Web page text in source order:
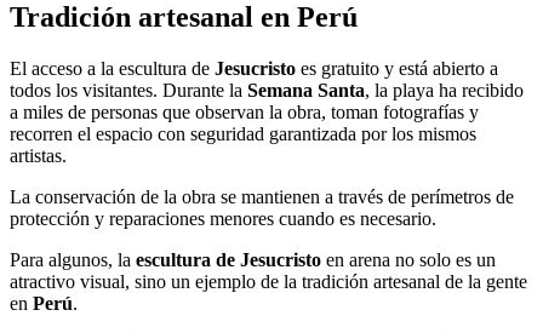
Tradición artesanal en Perú
El acceso a la escultura de Jesucristo es gratuito y está abierto a
todos los visitantes. Durante la Semana Santa, la playa ha recibido
a miles de personas que observan la obra, toman fotografías y
recorren el espacio con seguridad garantizada por los mismos
artistas.
La conservación de la obra se mantienen a través de perímetros de
protección y reparaciones menores cuando es necesario.
Para algunos, la escultura de Jesucristo en arena no solo es un
atractivo visual, sino un ejemplo de la tradición artesanal de la gente
en Perú.